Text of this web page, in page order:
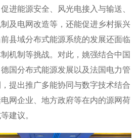
进能源安全、风光电接入与输送、
及电网改造等，还能促进乡村振兴
县域分布式能源系统的发展还面临
机制等挑战。对此，姚强结合中国
国分布式能源发展以及法国电力管
提出推广多能协同与数字技术结合
网企业、地方政府等在内的源网荷
建议。